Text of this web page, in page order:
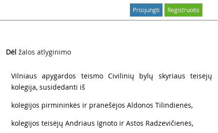
Registruotis
Prisijungti
Dėl žalos atlyginimo
Vilniaus apygardos teismo Civilinių bylų skyriaus teisėjų
kolegija, susidedanti iš
kolegijos pirmininkės ir pranešėjos Aldonos Tilindienės,
kolegijos teisėjų Andriaus Ignoto ir Astos Radzevičienės,